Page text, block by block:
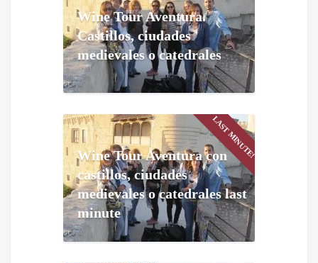
Wine Tour Aventura.
Castillos, ciudades
medievales o catedrales
LAST MINUTE!
Wine Tour Aventura con
castillos, ciudades
medievales o catedrales last
minute